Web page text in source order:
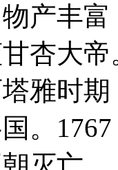
产丰
杏大
雅时
。